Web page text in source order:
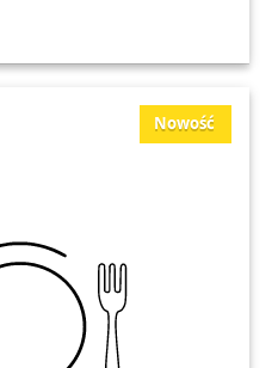
Nowość